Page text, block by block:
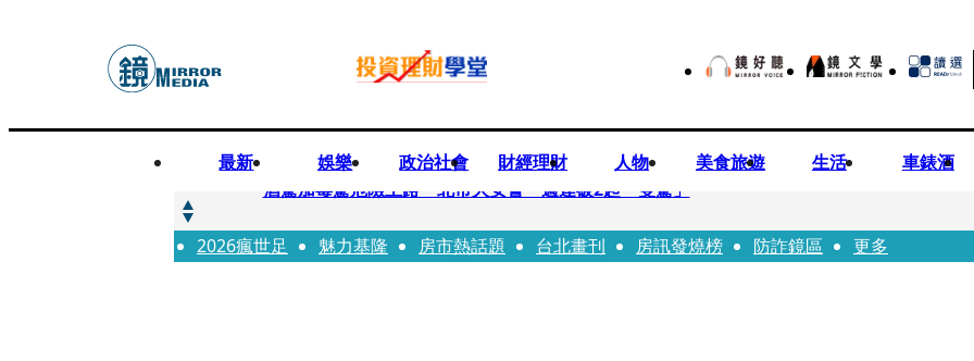
最新 娛樂 政治社會 財經理財 人物 美食旅遊 生活 車錶酒
快訊
酒駕加毒駕危險上路 北市大安警一週連破2起「雙駕」
快訊
Ozone黃文廷、FEniX夏浦洋組「神隊友」 邱以太、林亭莉熱血狂奔殺青淚崩
2026瘋世足 魅力基隆 房市熱話題 台北畫刊 房訊發燒榜 防詐鏡區 更多